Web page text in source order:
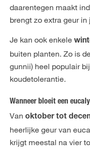
daarentegen maakt
brengt zo extra geur in
Je kan ook enkele
buiten planten. Zo is
gunnii) heel populair
koudetolerantie.
Wanneer bloeit een
Van oktober tot
heerlijke geur van
krijgt meestal na vier